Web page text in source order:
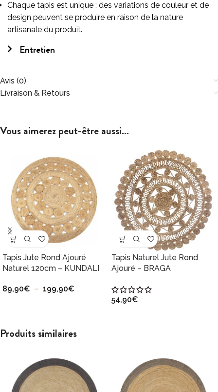
Chaque tapis est unique : des variations de couleur et de
design peuvent se produire en raison de la nature
artisanale du produit.
Entretien
Avis (0)
Livraison & Retours
Vous aimerez peut-être aussi…
Tapis Jute Rond Ajouré
Naturel 120cm – KUNDALI
89,90€ – 199,90€
Tapis Naturel Jute Rond
Ajouré – BRAGA
54,90€
Produits similaires